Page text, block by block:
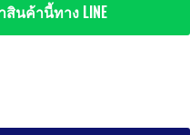
นค้านี้ทาง LINE